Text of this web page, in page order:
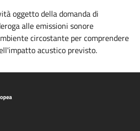
oggetto della domanda di
alle emissioni sonore
circostante per comprendere
acustico previsto.